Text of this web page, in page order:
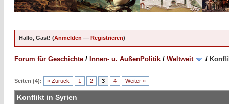
Hallo, Gast! (Anmelden — Registrieren)
Forum für Geschichte / Innen- u. AußenPolitik / Weltweit /
Seiten (4): « Zurück 1 2 3 4 Weiter »
Konflikt in Syrien